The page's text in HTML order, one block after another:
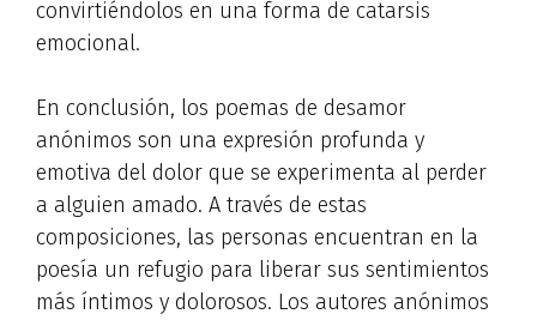
convirtiéndolos en una forma de catarsis
emocional.
En conclusión, los poemas de desamor
anónimos son una expresión profunda y
emotiva del dolor que se experimenta al perder
a alguien amado. A través de estas
composiciones, las personas encuentran en la
poesía un refugio para liberar sus sentimientos
más íntimos y dolorosos. Los autores anónimos